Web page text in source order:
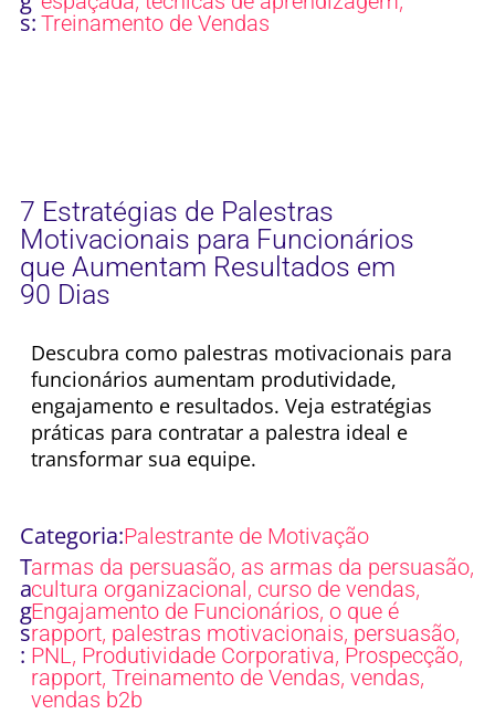
s: Treinamento de Vendas
7 Estratégias de Palestras
Motivacionais para Funcionários
que Aumentam Resultados em
90 Dias
Descubra como palestras motivacionais para
funcionários aumentam produtividade,
engajamento e resultados. Veja estratégias
práticas para contratar a palestra ideal e
transformar sua equipe.
Categoria:Palestrante de Motivação
T
a
g
s
:
armas da persuasão, as armas da persuasão,
cultura organizacional, curso de vendas,
Engajamento de Funcionários, o que é
rapport, palestras motivacionais, persuasão,
PNL , Produtividade Corporativa, Prospecção,
rapport, Treinamento de Vendas, vendas,
vendas b2b